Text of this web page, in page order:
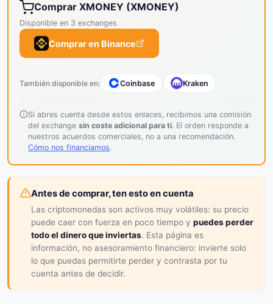
Comprar XMONEY (XMONEY)
Disponible en 3 exchanges
Comprar en Binance
También disponible en: Coinbase Kraken
Si abres cuenta desde estos enlaces, recibimos una comisión
del exchange sin coste adicional para ti. El orden responde a
nuestros acuerdos comerciales, no a una recomendación.
Cómo nos financiamos.
Antes de comprar, ten esto en cuenta
Las criptomonedas son activos muy volátiles: su precio
puede caer con fuerza en poco tiempo y puedes perder
todo el dinero que inviertas. Esta página es
información, no asesoramiento financiero: invierte solo
lo que puedas permitirte perder y contrasta por tu
cuenta antes de decidir.